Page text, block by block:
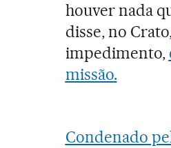
houver nada
disse, no
impedimento,
missão.
Condenado